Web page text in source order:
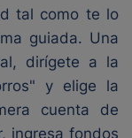
tal como te lo
guiada. Una
dirígete a la
y elige la
cuenta de
ingresa fondos